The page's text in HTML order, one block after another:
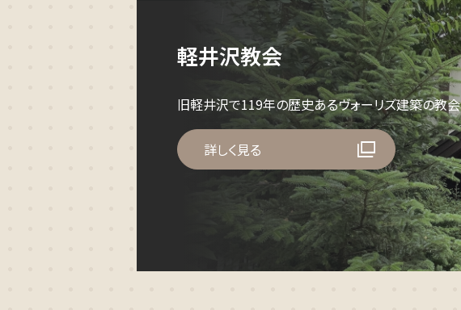
軽井沢教会
旧軽井沢で119年の歴史あるヴォーリズ建築の教会
詳しく見る